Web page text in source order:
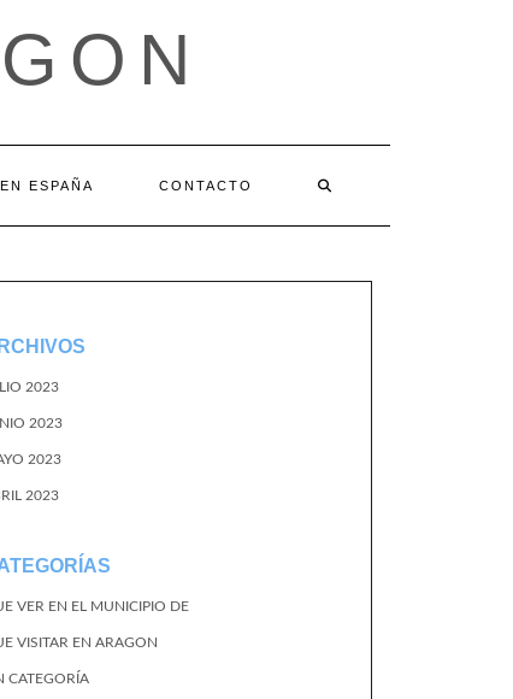
EN ESPAÑA CONTACTO
2023
2023
2023
2023
VER EN EL MUNICIPIO DE
VISITAR EN ARAGON
CATEGORÍA